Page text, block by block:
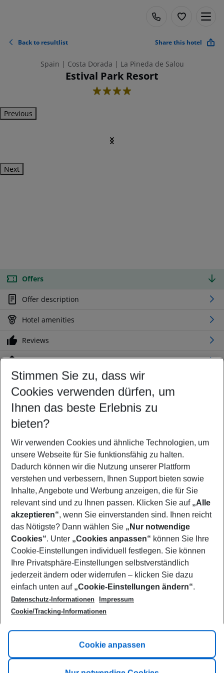
Back to resultlist Share this hotel
Spain | Costa Dorada | La Pineda de Salou
Estival Park Resort
4
Previous
Next
Offers
Offer description
Hotel amenities
Reviews
Location
Customize your offer
Find the perfect deal which suits your best
Your departure airport
Any airport
Select your date range
09/08/26–07/08/27 5-8 nights
Who will travel
2 adults No children
Show more filter
Footer
Footer navigation
Title A
Link A
Stimmen Sie zu, dass wir
Cookies verwenden dürfen, um
Ihnen das beste Erlebnis zu
bieten?
Wir verwenden Cookies und ähnliche Technologien, um
unsere Webseite für Sie funktionsfähig zu halten.
Dadurch können wir die Nutzung unserer Plattform
verstehen und verbessern, Ihnen Support bieten sowie
Inhalte, Angebote und Werbung anzeigen, die für Sie
relevant sind und zu Ihnen passen. Klicken Sie auf „Alle
akzeptieren“, wenn Sie einverstanden sind. Ihnen reicht
das Nötigste? Dann wählen Sie „Nur notwendige
Cookies“. Unter „Cookies anpassen“ können Sie Ihre
Cookie-Einstellungen individuell festlegen. Sie können
Ihre Privatsphäre-Einstellungen selbstverständlich
jederzeit ändern oder widerrufen – klicken Sie dazu
einfach unten auf „Cookie-Einstellungen ändern“.
Datenschutz-Informationen
Impressum
Cookie/Tracking-Informationen
Cookie anpassen